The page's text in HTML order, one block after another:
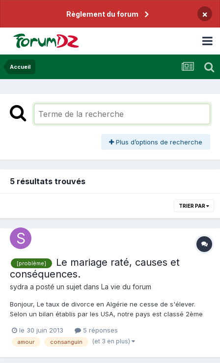
Règlement du forum ×
Accueil
Plus d’options de recherche
5 résultats trouvés
TRIER PAR
[problème]
Le mariage raté, causes et
conséquences.
sydra a posté un sujet dans La vie du forum
Bonjour, Le taux de divorce en Algérie ne cesse de s'élever.
Selon un bilan établis par les USA, notre pays est classé 2ème
cause? êtes vous victime d'un mariage abusif? comment le
vivez-vous? croyez-vous que le divorce est la bonne solut...
le 30 juin 2013 5 réponses
amour consanguin (et 3 en plus)